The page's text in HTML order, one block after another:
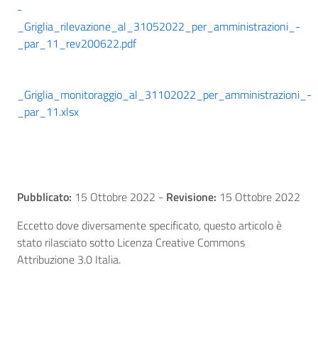
-
_Griglia_rilevazione_al_31052022_per_amministrazioni_-
_par_11_rev200622.pdf
_Griglia_monitoraggio_al_31102022_per_amministrazioni_-
_par_11.xlsx
Pubblicato: 15 Ottobre 2022 - Revisione: 15 Ottobre 2022
Eccetto dove diversamente specificato, questo articolo è
stato rilasciato sotto Licenza Creative Commons
Attribuzione 3.0 Italia.